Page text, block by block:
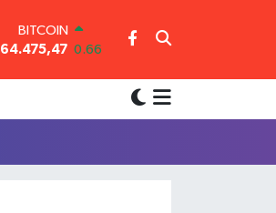
BITCOIN
64.475,47 0.66
64,2534 0.22